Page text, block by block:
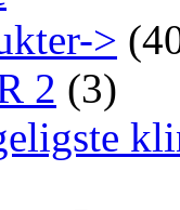
>
2 (3)